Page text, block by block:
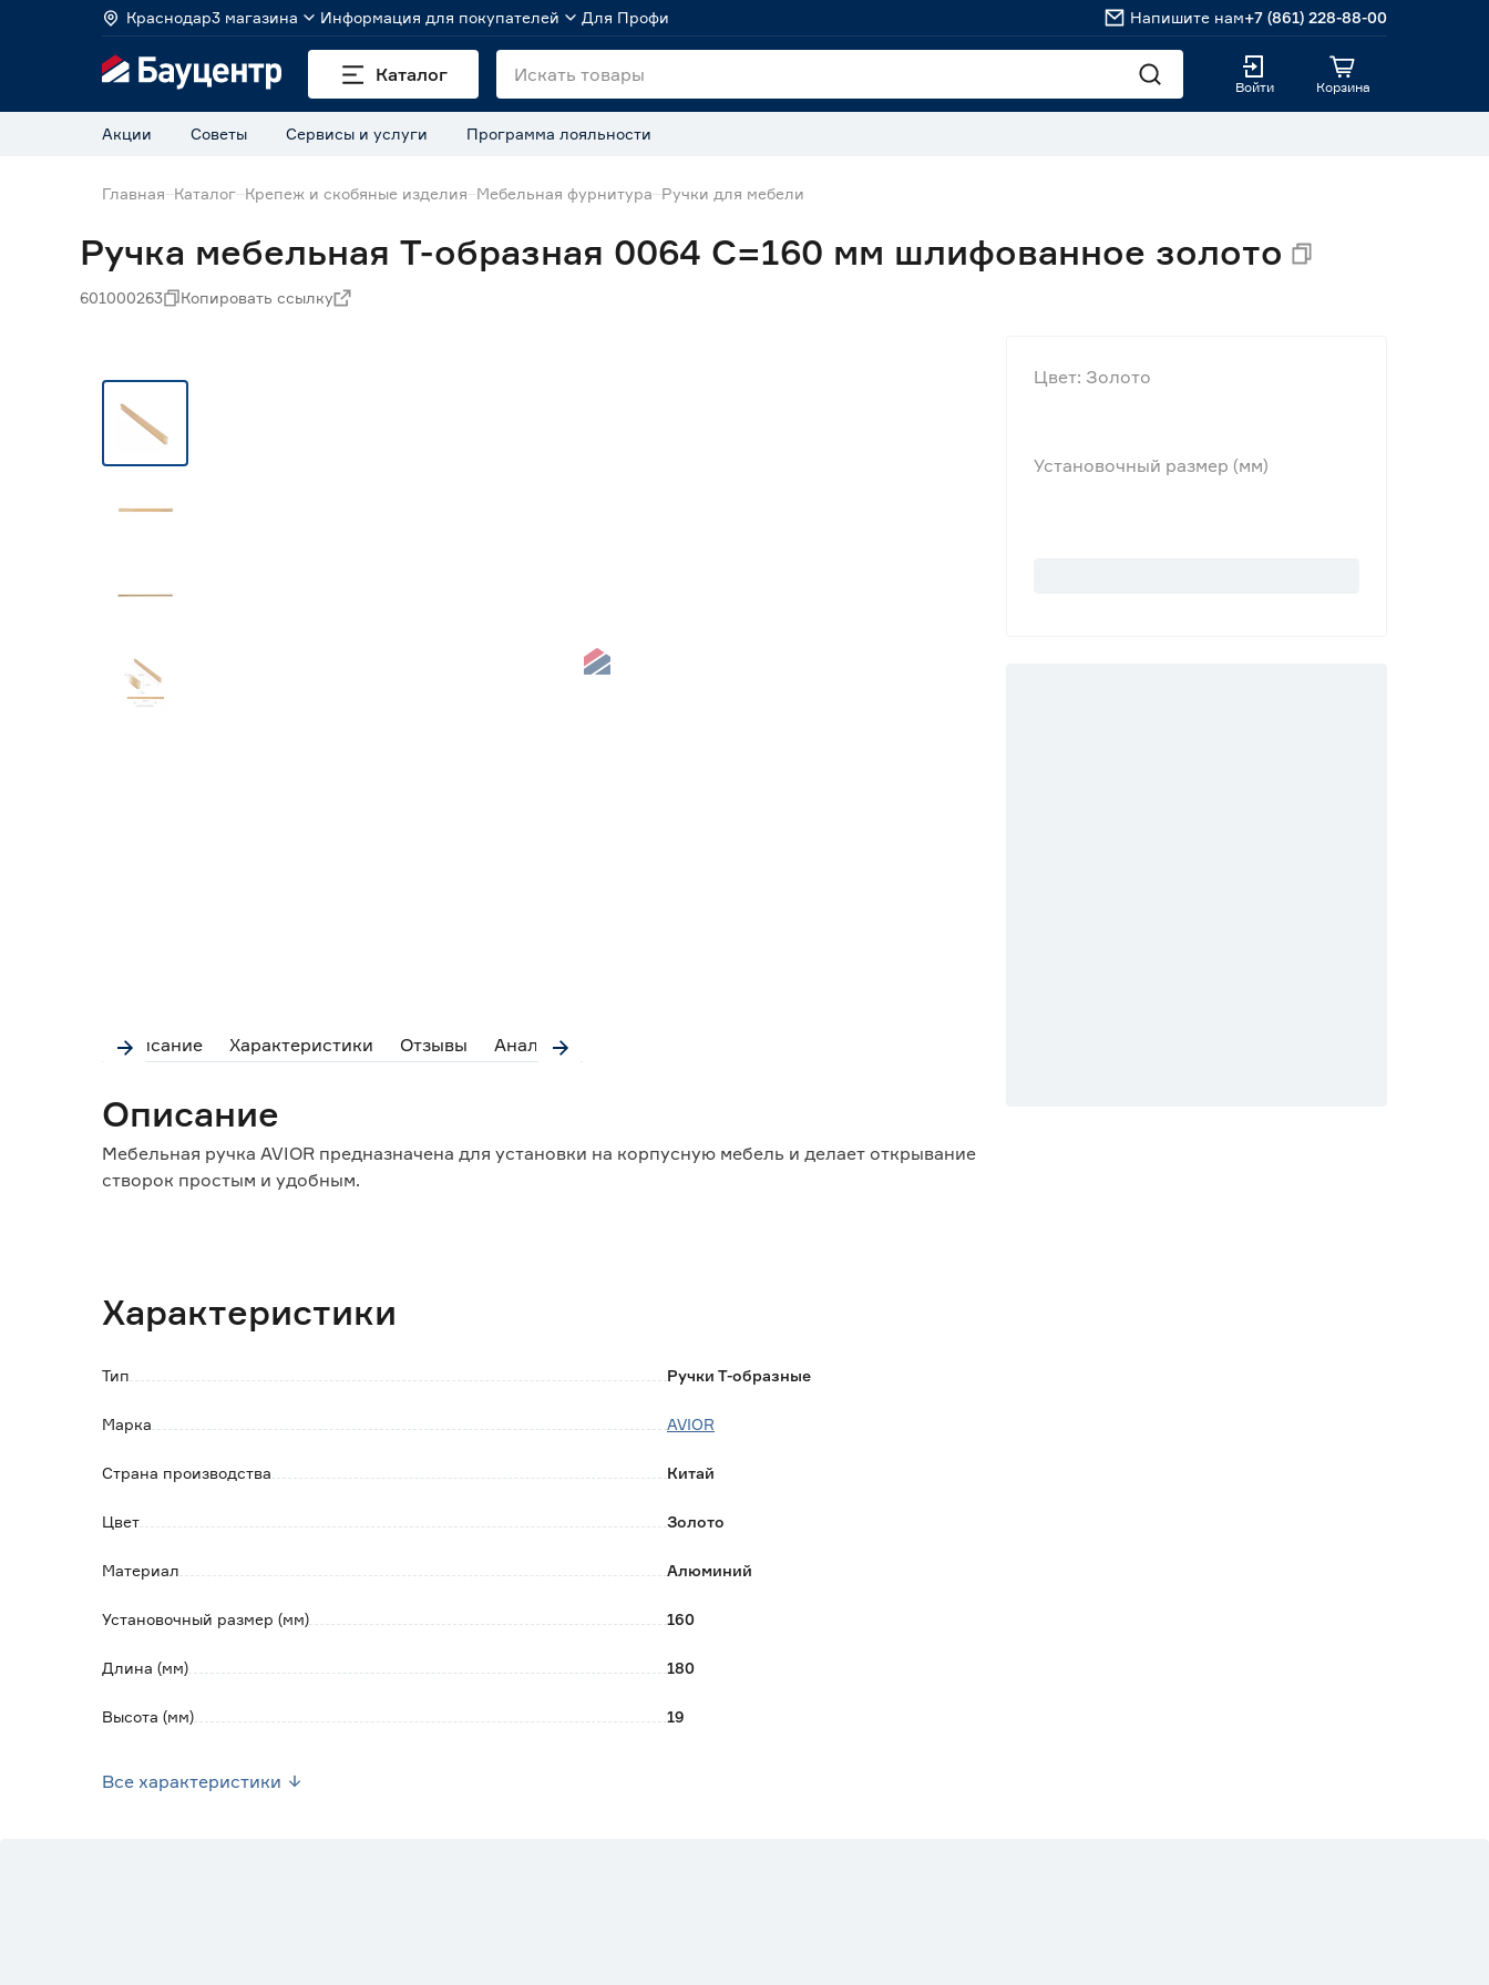
Краснодар3 магазина Информация для покупателей Для Профи Напишите нам+7 (861) 228-88-00
Каталог
Войти Корзина
Акции Советы Сервисы и услуги Программа лояльности
Главная Каталог Крепеж и скобяные изделия Мебельная фурнитура Ручки для мебели
Ручка мебельная Т-образная 0064 С=160 мм шлифованное золото
601000263 Копировать ссылку
Описание Характеристики Отзывы Аналоги
Описание
Мебельная ручка AVIOR предназначена для установки на корпусную мебель и делает открывание
створок простым и удобным.
материалов;
- легко устанавливается и демонтируется.
Обратите внимание:
Протирать влажной тканью, смоченной в любом чистящем средстве на мыльной основе, не
Характеристики
Тип Ручки Т-образные
Марка AVIOR
Страна производства Китай
Цвет Золото
Материал Алюминий
Установочный размер (мм) 160
Длина (мм) 180
Высота (мм) 19
Все характеристики
Цвет: Золото
Установочный размер (мм)